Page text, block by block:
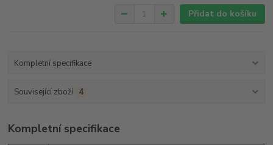
Přidat do košíku
Kompletní specifikace
Související zboží 4
Kompletní specifikace